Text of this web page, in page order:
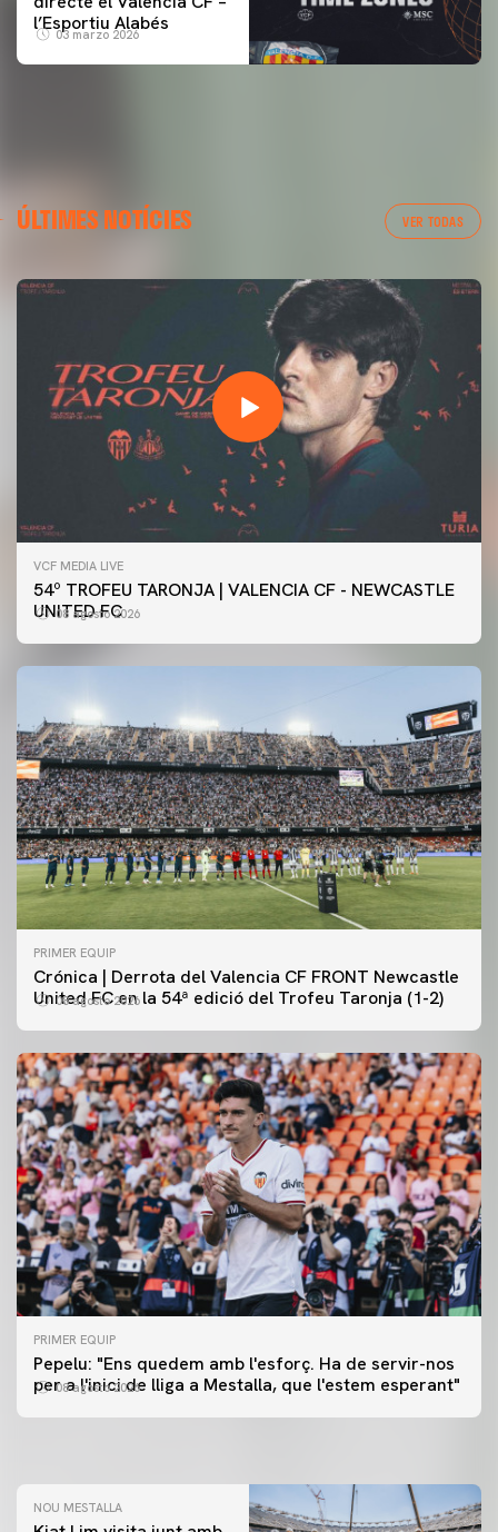
l’Esportiu Alabés
03 marzo 2026
ÚLTIMES NOTÍCIES VER TODAS
VCF MEDIA LIVE
54º TROFEU TARONJA | VALENCIA CF - NEWCASTLE
UNITED FC
08 agosto 2026
PRIMER EQUIP
Crónica | Derrota del Valencia CF FRONT Newcastle
United FC en la 54ª edició del Trofeu Taronja (1-2)
08 agosto 2026
PRIMER EQUIP
Pepelu: "Ens quedem amb l'esforç. Ha de servir-nos
per a l'inici de lliga a Mestalla, que l'estem esperant"
08 agosto 2026
PRIMER EQUIP
📸 #ValenciaNUFC
PRIMER EQUIP
MESTALLA 📍
NOU MESTALLA